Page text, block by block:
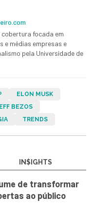
cobertura focada em
e médias empresas e
pela Universidade de
ELON MUSK
BEZOS
TRENDS
IN$IGHTS
de transformar
ao público